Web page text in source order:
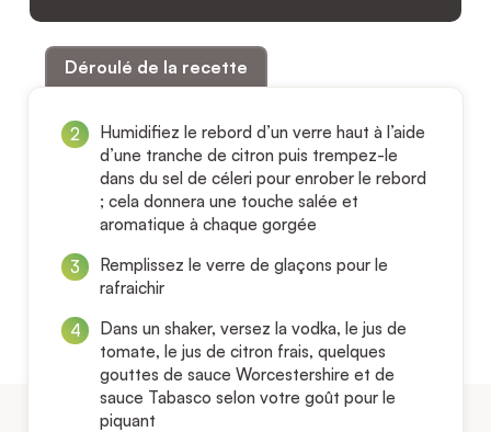
Déroulé de la recette
Humidifiez le rebord d’un verre haut à l’aide
d’une tranche de citron puis trempez-le
dans du sel de céleri pour enrober le rebord
; cela donnera une touche salée et
aromatique à chaque gorgée
Remplissez le verre de glaçons pour le
rafraichir
Dans un shaker, versez la vodka, le jus de
tomate, le jus de citron frais, quelques
gouttes de sauce Worcestershire et de
sauce Tabasco selon votre goût pour le
piquant